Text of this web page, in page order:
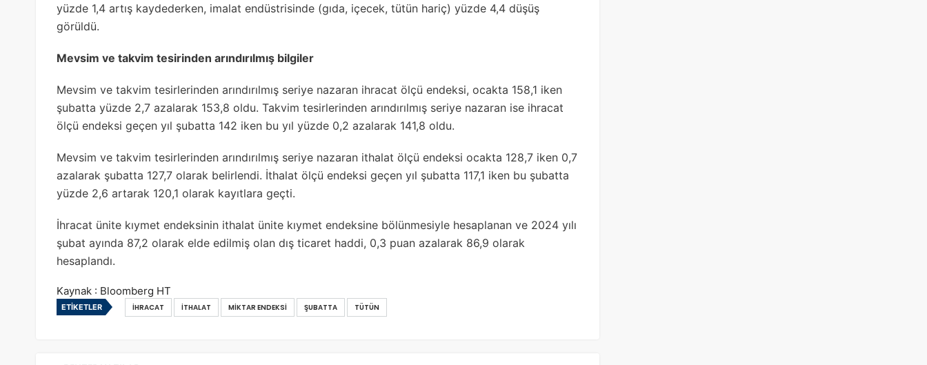
yüzde 1,4 artış kaydederken, imalat endüstrisinde (gıda, içecek, tütün hariç) yüzde 4,4 düşüş
görüldü.
Mevsim ve takvim tesirinden arındırılmış bilgiler
Mevsim ve takvim tesirlerinden arındırılmış seriye nazaran ihracat ölçü endeksi, ocakta 158,1 iken
şubatta yüzde 2,7 azalarak 153,8 oldu. Takvim tesirlerinden arındırılmış seriye nazaran ise ihracat
ölçü endeksi geçen yıl şubatta 142 iken bu yıl yüzde 0,2 azalarak 141,8 oldu.
Mevsim ve takvim tesirlerinden arındırılmış seriye nazaran ithalat ölçü endeksi ocakta 128,7 iken 0,7
azalarak şubatta 127,7 olarak belirlendi. İthalat ölçü endeksi geçen yıl şubatta 117,1 iken bu şubatta
yüzde 2,6 artarak 120,1 olarak kayıtlara geçti.
İhracat ünite kıymet endeksinin ithalat ünite kıymet endeksine bölünmesiyle hesaplanan ve 2024 yılı
şubat ayında 87,2 olarak elde edilmiş olan dış ticaret haddi, 0,3 puan azalarak 86,9 olarak
hesaplandı.
Kaynak : Bloomberg HT
ETIKETLER İHRACAT İTHALAT MIKTAR ENDEKSI ŞUBATTA TÜTÜN